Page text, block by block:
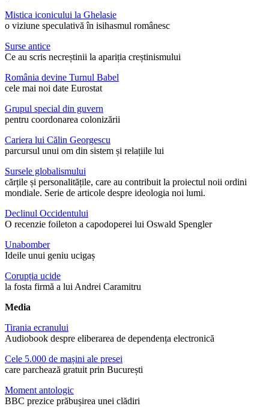
Mistica iconicului la Ghelasie
o viziune speculativă în isihasmul românesc
Surse antice
Ce au scris necreștinii la apariția creștinismului
România devine Turnul Babel
cele mai noi date Eurostat
Grupul special din guvern
pentru coordonarea colonizării
Cariera lui Călin Georgescu
parcursul unui om din sistem și relațiile lui
Sursele globalismului
cărțile și personalitățile, care au contribuit la proiectul noii ordini
mondiale. Serie de articole despre ideologia noi lumi.
Declinul Occidentului
O recenzie foileton a capodoperei lui Oswald Spengler
Unabomber
Ideile unui geniu ucigaș
Corupția ucide
la fosta firmă a lui Andrei Caramitru
Media
Tirania ecranului
Audiobook despre eliberarea de dependența electronică
Cele 5.000 de mașini ale presei
care parchează gratuit prin București
Moment antologic
BBC prezice prăbușirea unei clădiri